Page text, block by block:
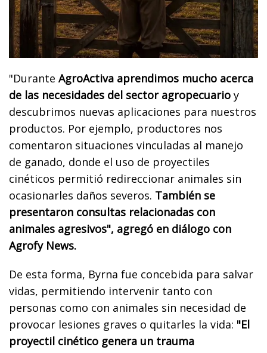
"Durante AgroActiva aprendimos mucho acerca
de las necesidades del sector agropecuario y
descubrimos nuevas aplicaciones para nuestros
productos. Por ejemplo, productores nos
comentaron situaciones vinculadas al manejo
de ganado, donde el uso de proyectiles
cinéticos permitió redireccionar animales sin
ocasionarles daños severos. También se
presentaron consultas relacionadas con
animales agresivos", agregó en diálogo con
Agrofy News.
De esta forma, Byrna fue concebida para salvar
vidas, permitiendo intervenir tanto con
personas como con animales sin necesidad de
provocar lesiones graves o quitarles la vida: "El
proyectil cinético genera un trauma